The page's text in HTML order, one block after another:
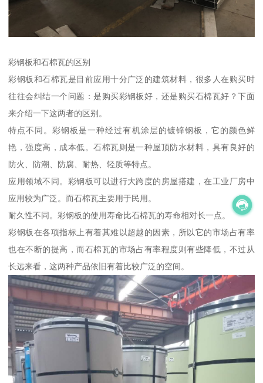
彩钢板和石棉瓦的区别
彩钢板和石棉瓦是目前应用十分广泛的建筑材料，很多人在购买时
往往会纠结一个问题：是购买彩钢板好，还是购买石棉瓦好？下面
来介绍一下这两者的区别。
特点不同。彩钢板是一种经过有机涂层的镀锌钢板，它的颜色鲜
艳，强度高，成本低。石棉瓦则是一种屋顶防水材料，具有良好的
防火、防潮、防腐、耐热、轻质等特点。
应用领域不同。彩钢板可以进行大跨度的房屋搭建，在工业厂房中
应用较为广泛。而石棉瓦主要用于民用。
耐久性不同。彩钢板的使用寿命比石棉瓦的寿命相对长一点。
彩钢板在各项指标上有着其难以超越的因素，所以它的市场占有率
也在不断的提高，而石棉瓦的市场占有率程度则有些降低，不过从
长远来看，这两种产品依旧有着比较广泛的空间。